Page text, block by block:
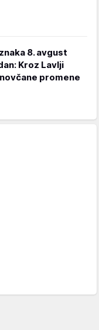
8. avgust
Kroz Lavlji
promene